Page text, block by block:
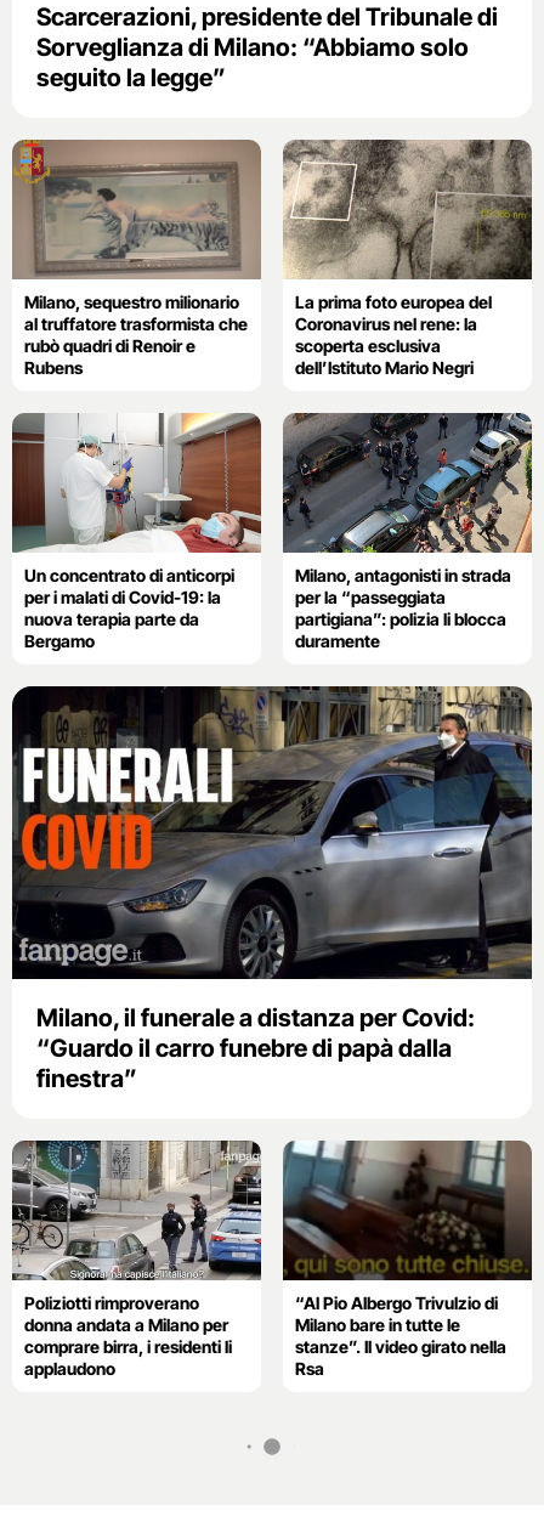
Scarcerazioni, presidente del Tribunale di
Sorveglianza di Milano: “Abbiamo solo
seguito la legge”
Milano, sequestro milionario
al truffatore trasformista che
rubò quadri di Renoir e
Rubens
La prima foto europea del
Coronavirus nel rene: la
scoperta esclusiva
dell’Istituto Mario Negri
Un concentrato di anticorpi
per i malati di Covid-19: la
nuova terapia parte da
Bergamo
Milano, antagonisti in strada
per la “passeggiata
partigiana”: polizia li blocca
duramente
Milano, il funerale a distanza per Covid:
“Guardo il carro funebre di papà dalla
finestra”
Poliziotti rimproverano
donna andata a Milano per
comprare birra, i residenti li
applaudono
“Al Pio Albergo Trivulzio di
Milano bare in tutte le
stanze”. Il video girato nella
Rsa